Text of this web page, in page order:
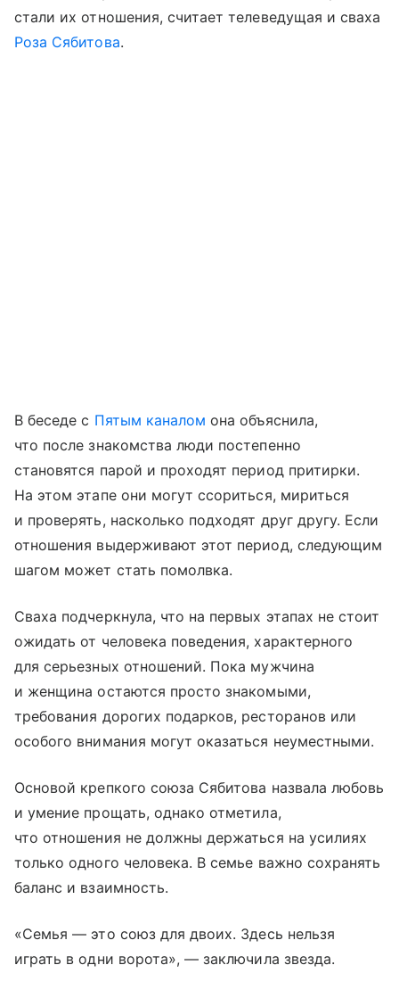
стали их отношения, считает телеведущая и сваха
Роза Сябитова.
В беседе с Пятым каналом она объяснила,
что после знакомства люди постепенно
становятся парой и проходят период притирки.
На этом этапе они могут ссориться, мириться
и проверять, насколько подходят друг другу. Если
отношения выдерживают этот период, следующим
шагом может стать помолвка.
Сваха подчеркнула, что на первых этапах не стоит
ожидать от человека поведения, характерного
для серьезных отношений. Пока мужчина
и женщина остаются просто знакомыми,
требования дорогих подарков, ресторанов или
особого внимания могут оказаться неуместными.
Основой крепкого союза Сябитова назвала любовь
и умение прощать, однако отметила,
что отношения не должны держаться на усилиях
только одного человека. В семье важно сохранять
баланс и взаимность.
«Семья — это союз для двоих. Здесь нельзя
играть в одни ворота», — заключила звезда.